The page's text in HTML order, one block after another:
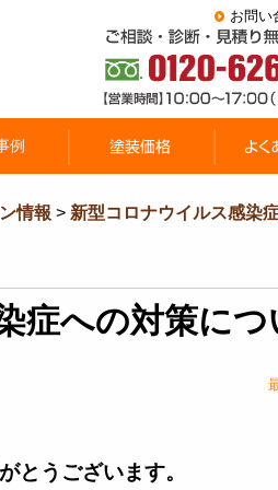
お問い
情報 > 新型コロナウイルス感染
症への対策につ
とうございます。